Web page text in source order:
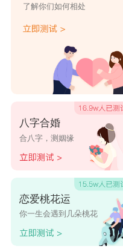
了解你们如何相处
八字合婚
合八字，测姻缘
恋爱桃花运
你一生会遇到几朵桃花